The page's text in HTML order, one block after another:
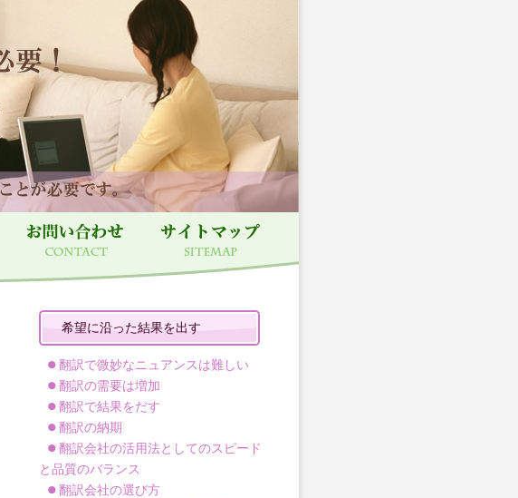
希望に沿った結果を出す
翻訳で微妙なニュアンスは難しい
翻訳の需要は増加
翻訳で結果をだす
翻訳の納期
翻訳会社の活用法としてのスピード
と品質のバランス
翻訳会社の選び方